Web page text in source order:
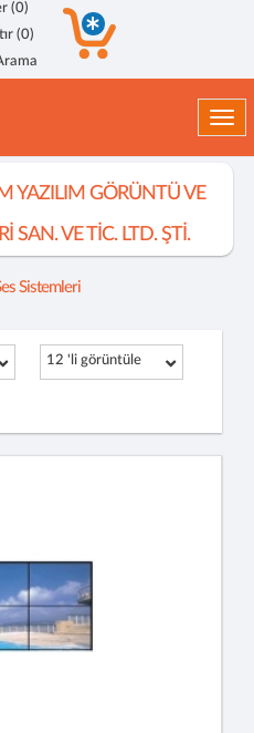
(0)
(0)
YAZILIM GÖRÜNTÜ VE
SAN. VE TİC. LTD. ŞTİ.
Sistemleri
12 'li görüntüle